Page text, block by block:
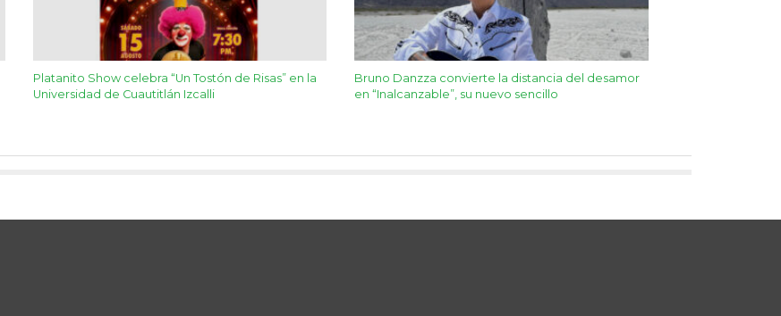
Platanito Show celebra “Un Tostón de Risas” en la
Universidad de Cuautitlán Izcalli
Bruno Danzza convierte la distancia del desamor
en “Inalcanzable”, su nuevo sencillo